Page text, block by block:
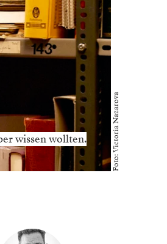
wissen wollten. Foto: Victoria Nazarova